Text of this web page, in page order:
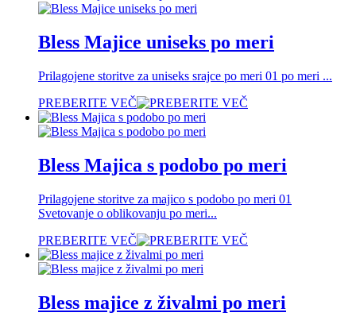
Bless Majice uniseks po meri​
Prilagojene storitve za uniseks srajce po meri 01 po meri ...
PREBERITE VEČ
Bless Majica s podobo po meri
Prilagojene storitve za majico s podobo po meri 01
Svetovanje o oblikovanju po meri...
PREBERITE VEČ
Bless majice z živalmi po meri